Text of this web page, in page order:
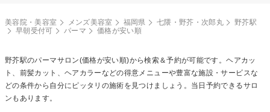
美容院・美容室 メンズ美容室 福岡県 七隈・野芥・次郎丸
野芥駅
早朝受付可
パーマ 価格が安い順
野芥駅のパーマサロン(価格が安い順)から検索＆予約が可能です。ヘアカッ
ト、前髪カット、ヘアカラーなどの得意メニューや豊富な施設・サービスな
どの条件から自分にピッタリの施術を見つけましょう。当日予約できるサロ
ンもあります。